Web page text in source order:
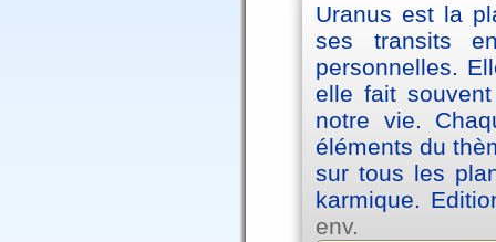
Uranus est la
ses transits
personnelles.
elle fait
notre vie.
éléments du
sur tous les
karmique.
env.